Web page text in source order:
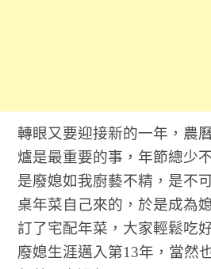
轉眼又要迎接新的一年，農
爐是最重要的事，年節總少
是廢媳如我廚藝不精，是不
桌年菜自己來的，於是成為
訂了宅配年菜，大家輕鬆吃
廢媳生涯邁入第13年，當然